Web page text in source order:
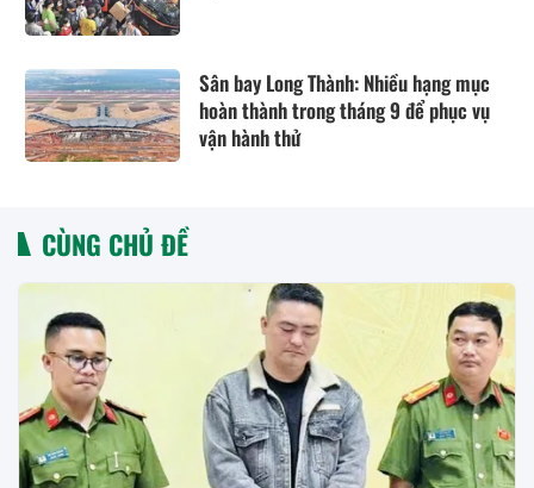
Sân bay Long Thành: Nhiều hạng mục
hoàn thành trong tháng 9 để phục vụ
vận hành thử
CÙNG CHỦ ĐỀ